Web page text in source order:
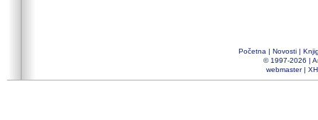
Početna | Novosti |
© 1997-2026 |
webmaster|